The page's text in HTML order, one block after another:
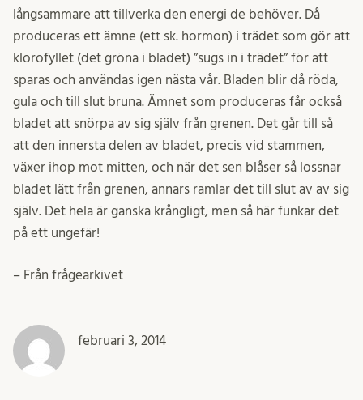
långsammare att tillverka den energi de behöver. Då
produceras ett ämne (ett sk. hormon) i trädet som gör att
klorofyllet (det gröna i bladet) ”sugs in i trädet” för att
sparas och användas igen nästa vår. Bladen blir då röda,
gula och till slut bruna. Ämnet som produceras får också
bladet att snörpa av sig själv från grenen. Det går till så
att den innersta delen av bladet, precis vid stammen,
växer ihop mot mitten, och när det sen blåser så lossnar
bladet lätt från grenen, annars ramlar det till slut av av sig
själv. Det hela är ganska krångligt, men så här funkar det
på ett ungefär!
– Från frågearkivet
februari 3, 2014